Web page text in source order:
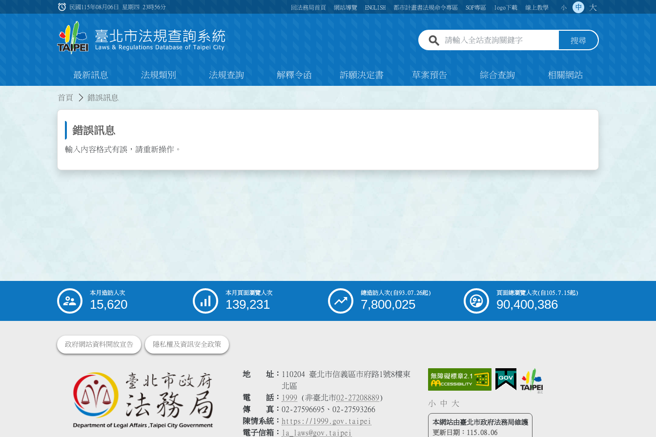
:::
alarm 民國115年08月06日 星期四23時56分 回法務局首頁 網站導覽 ENGLISH 都市計畫書法規命令專區 SOP專區 logo下載 線上教學 小 中 大
全站查詢關鍵字欄位 搜尋
最新訊息 法規類別 法規查詢 解釋令函 訴願決定書 草案預告 綜合查詢 相關網站
首頁 錯誤訊息
錯誤訊息
輸入內容格式有誤，請重新操作。
::: 本月造訪人次
15,620
本月頁面瀏覽人次
139,231
總造訪人次(自93.07.26起)
7,800,025
頁面總瀏覽人次(自105.7.15起)
90,400,386
政府網站資料開放宣告 隱私權及資訊安全政策
地 址
110204 臺北市信義區市府路1號8樓東
北區
電 話
1999 (非臺北市02-27208889)
傳 真
02-27596695、02-27593266
陳情系統
https://1999.gov.taipei
電子信箱
la_laws@gov.taipei
小 中 大
本網站由臺北市政府法務局維護
更新日期： 115.08.06